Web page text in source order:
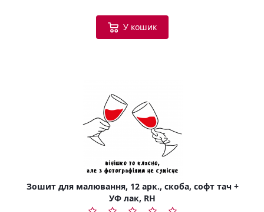
У кошик
Зошит для малювання, 12 арк., скоба, софт тач +
УФ лак, RH